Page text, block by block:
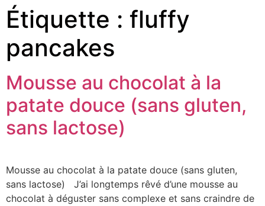
Étiquette : fluffy
pancakes
Mousse au chocolat à la
patate douce (sans gluten,
sans lactose)
Mousse au chocolat à la patate douce (sans gluten,
sans lactose) J’ai longtemps rêvé d’une mousse au
chocolat à déguster sans complexe et sans craindre de